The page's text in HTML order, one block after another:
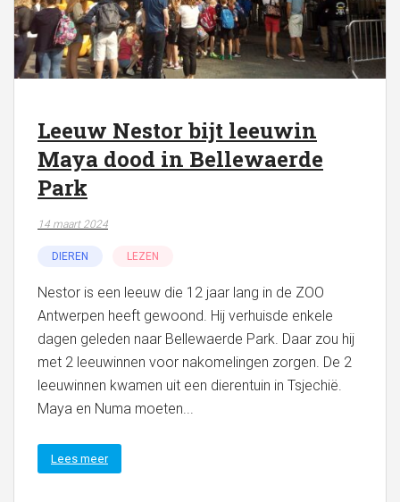
Leeuw Nestor bijt leeuwin
Maya dood in Bellewaerde
Park
14 maart 2024
DIEREN LEZEN
Nestor is een leeuw die 12 jaar lang in de ZOO
Antwerpen heeft gewoond. Hij verhuisde enkele
dagen geleden naar Bellewaerde Park. Daar zou hij
met 2 leeuwinnen voor nakomelingen zorgen. De 2
leeuwinnen kwamen uit een dierentuin in Tsjechië.
Maya en Numa moeten...
Lees meer